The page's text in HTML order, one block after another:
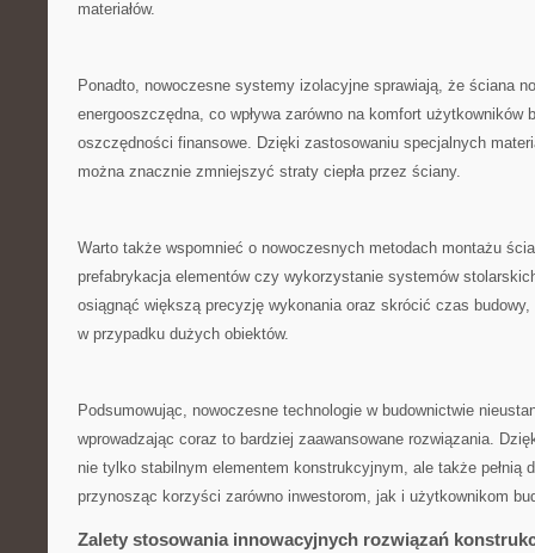
materiałów.
Ponadto, nowoczesne systemy ‍izolacyjne⁢ sprawiają, że ściana⁤
energooszczędna, co​ wpływa zarówno na komfort​ użytkowników
⁢oszczędności finansowe. Dzięki zastosowaniu specjalnych
można‍ znacznie zmniejszyć⁤ straty ‍ciepła przez ściany.
Warto także⁣ wspomnieć o nowoczesnych metodach montażu
prefabrykacja elementów czy wykorzystanie systemów
osiągnąć ‌większą ‍precyzję wykonania oraz skrócić ‌czas⁣
w przypadku ⁤dużych ⁤obiektów.
Podsumowując,‍ nowoczesne ⁣technologie w budownictwie
wprowadzając coraz to bardziej zaawansowane rozwiązania.
nie tylko stabilnym elementem konstrukcyjnym, ale także ⁤pełnią
przynosząc korzyści zarówno inwestorom, jak i‍ użytkownikom
Zalety stosowania​ innowacyjnych rozwiązań